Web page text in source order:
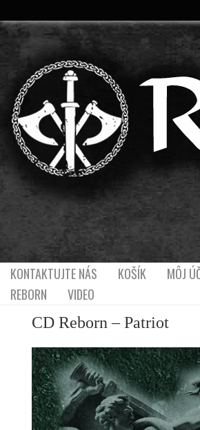
KONTAKTUJTE NÁS KOŠÍK MÔJ
REBORN
VIDEO
CD Reborn – Patriot